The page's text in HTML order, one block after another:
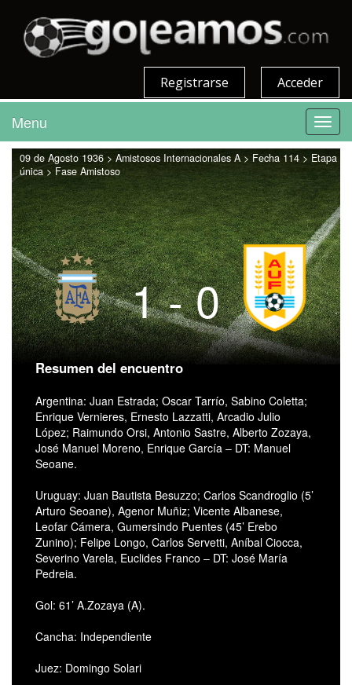
Acceder
Registrarse
Menu
09 de Agosto 1936 > Amistosos Internacionales A > Fecha 114 > Etapa
única > Fase Amistoso
1 - 0
Resumen del encuentro
Argentina: Juan Estrada; Oscar Tarrío, Sabino Coletta;
Enrique Vernieres, Ernesto Lazzatti, Arcadio Julio
López; Raimundo Orsi, Antonio Sastre, Alberto Zozaya,
José Manuel Moreno, Enrique García – DT: Manuel
Seoane.
Uruguay: Juan Bautista Besuzzo; Carlos Scandroglio (5’
Arturo Seoane), Agenor Muñiz; Vicente Albanese,
Leofar Cámera, Gumersindo Puentes (45’ Erebo
Zunino); Felipe Longo, Carlos Servetti, Aníbal Ciocca,
Severino Varela, Euclides Franco – DT: José María
Pedreia.
Gol: 61’ A.Zozaya (A).
Cancha: Independiente
Juez: Domingo Solari